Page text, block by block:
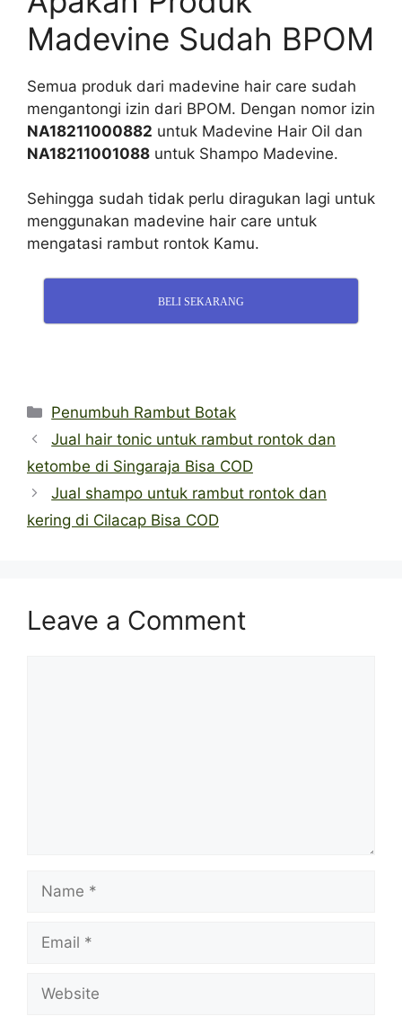
Madevine Sudah BPOM
Semua produk dari madevine hair care sudah
mengantongi izin dari BPOM. Dengan nomor izin
NA18211000882 untuk Madevine Hair Oil dan
NA18211001088 untuk Shampo Madevine.
Sehingga sudah tidak perlu diragukan lagi untuk
menggunakan madevine hair care untuk
mengatasi rambut rontok Kamu.
BELI SEKARANG
Categories
Penumbuh Rambut Botak
Jual hair tonic untuk rambut rontok dan
ketombe di Singaraja Bisa COD
Jual shampo untuk rambut rontok dan
kering di Cilacap Bisa COD
Leave a Comment
Name
Email
Website